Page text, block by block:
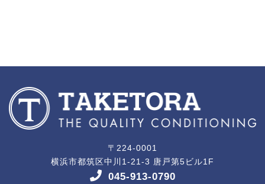
〒224-0001
横浜市都筑区中川1-21-3 唐戸第5ビル1F
045-913-0790